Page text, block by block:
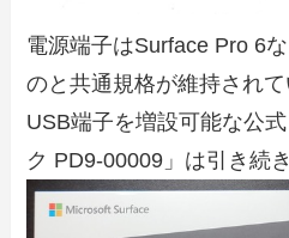
電源端子はSurface Pro 6
のと共通規格が維持され
USB端子を増設可能な公
ク PD9-00009」は引き続